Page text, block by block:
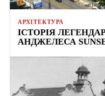
АРХІТЕКТУРА
ІСТОРІЯ
АНДЖЕЛЕСА